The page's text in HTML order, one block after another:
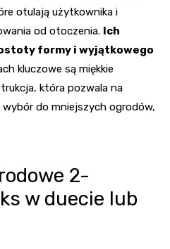
otulają użytkownika i
od otoczenia. Ich
formy i wyjątkowego
kluczowe są miękkie
która pozwala na
wybór do mniejszych ogrodów,
2-
w duecie lub